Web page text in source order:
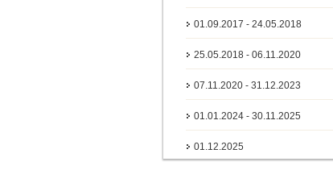
01.09.2017 - 24.05.2018
25.05.2018 - 06.11.2020
07.11.2020 - 31.12.2023
01.01.2024 - 30.11.2025
01.12.2025